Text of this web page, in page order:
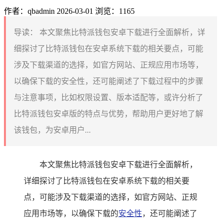
作者：qbadmin 2026-03-01 浏览：1165
导读：
本文聚焦比特派钱包安卓下载进行全面解析，详
细探讨了比特派钱包在安卓系统下载的相关要点，可能
涉及下载渠道的选择，如官方网站、正规应用市场等，
以确保下载的安全性，还可能阐述了下载过程中的步骤
与注意事项，比如权限设置、版本适配等，或许分析了
比特派钱包安卓版的特点与优势，帮助用户更好地了解
该钱包，为安卓用户...
本文聚焦比特派钱包安卓下载进行全面解析，
详细探讨了比特派钱包在安卓系统下载的相关要
点，可能涉及下载渠道的选择，如官方网站、正规
应用市场等，以确保下载的安全性，还可能阐述了